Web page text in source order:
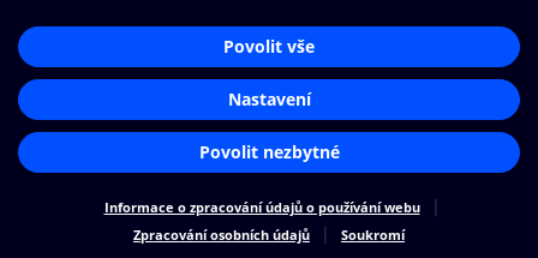
Cookies
Nastavení cookies
Aplikace O2 Knihovna
Čti a poslouchej své e-knihy a
audioknihy rychleji a pohodlněji.